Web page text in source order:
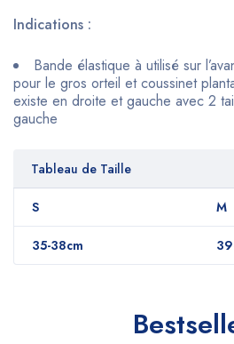
Indications :
Bande élastique à utilisé sur
pour le gros orteil et coussinet
existe en droite et gauche avec 2
gauche
Tableau de Taille
S M
35-38cm